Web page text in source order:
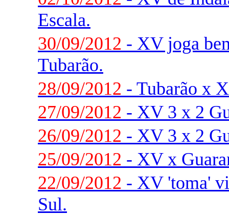
Escala.
30/09/2012 - XV joga
Tubarão.
28/09/2012 - Tubarão x
27/09/2012 - XV 3 x 2
26/09/2012 - XV 3 x 2
25/09/2012 - XV x
22/09/2012 - XV 'toma'
Sul.